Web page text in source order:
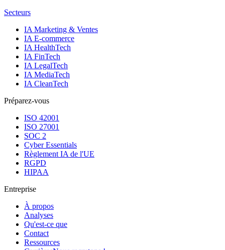
Secteurs
IA Marketing & Ventes
IA E-commerce
IA HealthTech
IA FinTech
IA LegalTech
IA MediaTech
IA CleanTech
Préparez-vous
ISO 42001
ISO 27001
SOC 2
Cyber Essentials
Règlement IA de l'UE
RGPD
HIPAA
Entreprise
À propos
Analyses
Qu'est-ce que
Contact
Ressources